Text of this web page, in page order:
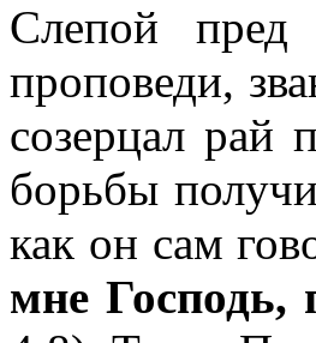
Слепой
проповеди,
созерцал рай
борьбы
как он сам
мне Господь,